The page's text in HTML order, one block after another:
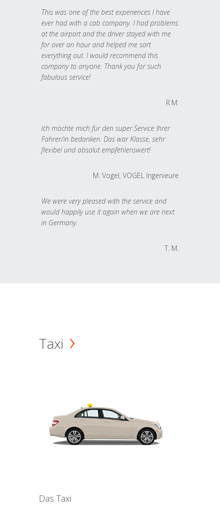
This was one of the best experiences I have
ever had with a cab company. I had problems
at the airport and the driver stayed with me
for over an hour and helped me sort
everything out. I would recommend this
company to anyone. Thank you for such
fabulous service!
R.M.
Ich möchte mich für den super Service Ihrer
Fahrer/in bedanken. Das war Klasse, sehr
flexibel und absolut empfehlenswert!
M. Vogel, VOGEL Ingenieure
We were very pleased with the service and
would happily use it again when we are next
in Germany.
T. M.
Taxi
Das Taxi